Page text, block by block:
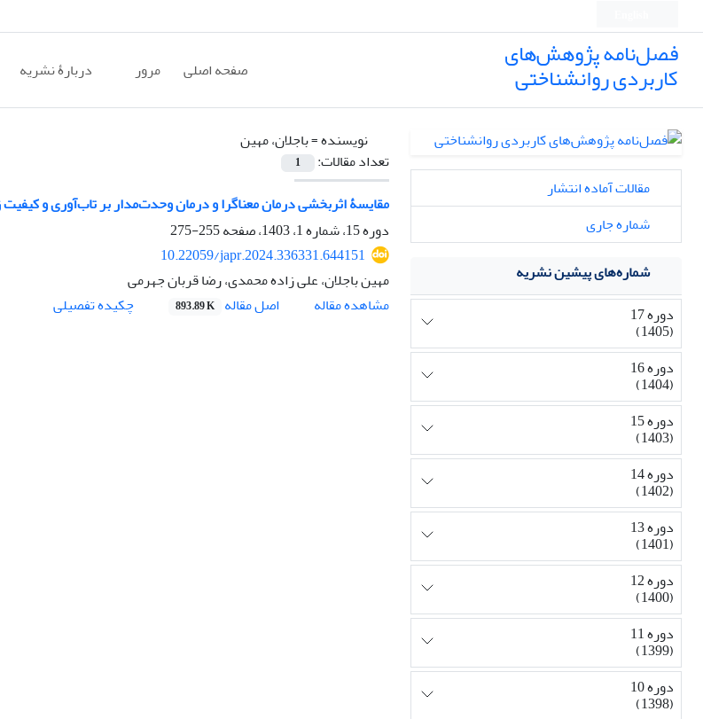
فصل‌نامه پژوهش‌های
کاربردی روانشناختی صفحه اصلی مرور دربارۀ نشریه
نویسنده =باجلان، مهین
تعداد مقالات:
1
مقایسۀ اثربخشی درمان معناگرا و درمان وحدت‌مدار بر تاب‌آوری و
دوره 15، شماره 1، 1403، صفحه
255-275
10.22059/japr.2024.336331.644151
مهین باجلان، علی زاده محمدی، رضا قربان جهرمی
مشاهده مقاله
اصل مقاله 893.89 K چکیده تفصیلی
مقالات آماده انتشار
شماره جاری
شماره‌های پیشین نشریه
دوره 17
(1405)
دوره 16
(1404)
دوره 15
(1403)
دوره 14
(1402)
دوره 13
(1401)
دوره 12
(1400)
دوره 11
(1399)
دوره 10
(1398)